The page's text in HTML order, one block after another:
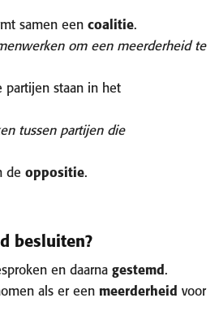
samen een coalitie.
om een meerderheid te
partijen staan in het
tussen partijen die
de oppositie.
besluiten?
en daarna gestemd .
als er een meerderheid voor